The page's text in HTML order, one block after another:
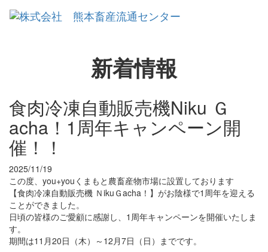
新着情報
食肉冷凍自動販売機Niku Ｇ
acha！1周年キャンペーン開
催！！
2025/11/19
この度、you+youくまもと農畜産物市場に設置しております
【食肉冷凍自動販売機 ＮikuＧacha！】がお陰様で1周年を迎える
ことができました。
日頃の皆様のご愛顧に感謝し、1周年キャンペーンを開催いたしま
す。
期間は11月20日（木）～12月7日（日）までです。